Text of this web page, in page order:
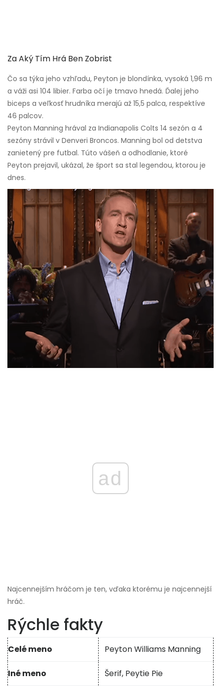
Za Aký Tím Hrá Ben Zobrist
Čo sa týka jeho vzhľadu, Peyton je blondínka, vysoká 1,96 m
a váži asi 104 libier. Farba očí je tmavo hnedá. Ďalej jeho
biceps a veľkosť hrudníka merajú až 15,5 palca, respektíve
46 palcov.
Peyton Manning hrával za Indianapolis Colts 14 sezón a 4
sezóny strávil v Denveri Broncos. Manning bol od detstva
zanietený pre futbal. Túto vášeň a odhodlanie, ktoré
Peyton prejavil, ukázal, že šport sa stal legendou, ktorou je
dnes.
ad
Najcennejším hráčom je ten, vďaka ktorému je najcennejší
hráč.
Rýchle fakty
Celé meno Peyton Williams Manning
Iné meno Šerif, Peytie Pie